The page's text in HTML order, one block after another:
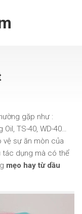
gặp như :
Oil, TS-40, WD-40…
vệ sự ăn mòn của
tác dụng mà có thể
mẹo hay từ dầu